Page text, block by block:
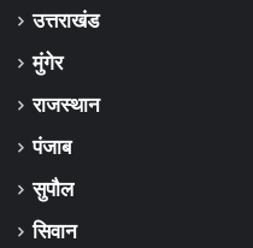
उत्तराखंड
मुंगेर
राजस्थान
पंजाब
सुपौल
सिवान